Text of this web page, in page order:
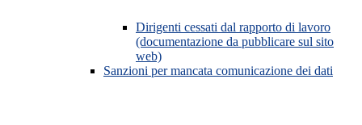
Dirigenti cessati dal rapporto di lavoro
(documentazione da pubblicare sul sito
web)
Sanzioni per mancata comunicazione dei dati